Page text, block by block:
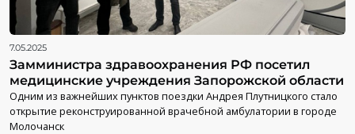
7.05.2025
Замминистра здравоохранения РФ посетил
медицинские учреждения Запорожской области
Одним из важнейших пунктов поездки Андрея Плутницкого стало
открытие реконструированной врачебной амбулатории в городе
Молочанск